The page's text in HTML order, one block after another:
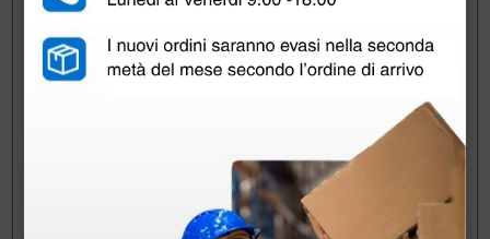
alla siringa da 20 ml. L'immagine è esemplificativa
dell'intera linea di siringhe, per le varie capacità
previste.
equivalente a quello da lei richiesto ma in confezioni da
60 pezzi anzichè da 120 (ref BD 301189).